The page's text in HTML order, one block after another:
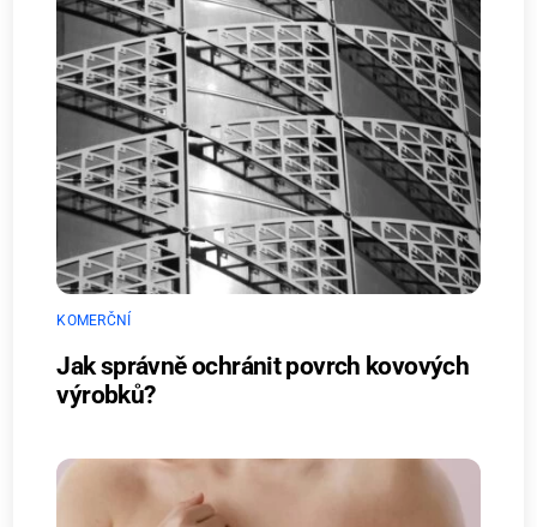
KOMERČNÍ
Jak správně ochránit povrch kovových
výrobků?